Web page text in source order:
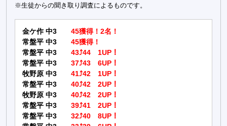
※生徒からの聞き取り調査によるものです。
金ケ作 中3
45獲得！2名！
常盤平 中3
45獲得！
常盤平 中3
43⤴44 1UP！
常盤平 中3
37⤴43 6UP！
牧野原 中3
41⤴42 1UP！
常盤平 中3
40⤴42 2UP！
牧野原 中3
40⤴42 2UP！
常盤平 中3
39⤴41 2UP！
常盤平 中3
32⤴40 8UP！